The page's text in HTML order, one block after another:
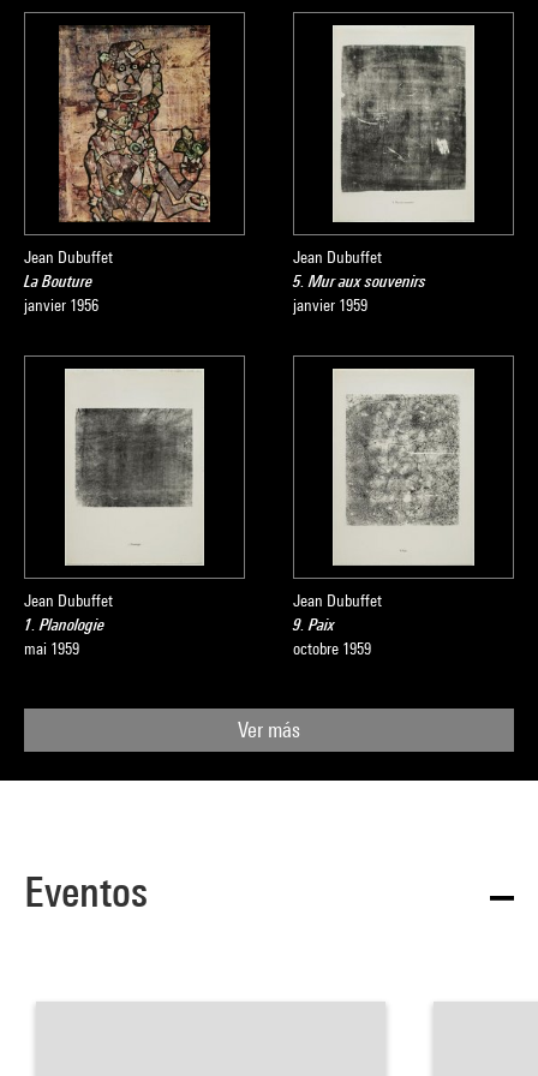
Jean Dubuffet
La Bouture
janvier 1956
Jean Dubuffet
5. Mur aux souvenirs
janvier 1959
Jean Dubuffet
1. Planologie
mai 1959
Jean Dubuffet
9. Paix
octobre 1959
Ver más
Eventos